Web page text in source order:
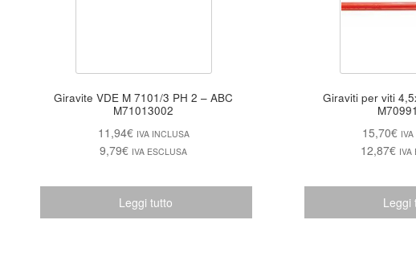
Giravite VDE M 7101/3 PH 2 – ABC
M71013002
11,94€ IVA INCLUSA
9,79€ IVA ESCLUSA
Leggi tutto
Giraviti per viti
15,70€
12,87€ IVA
Leggi